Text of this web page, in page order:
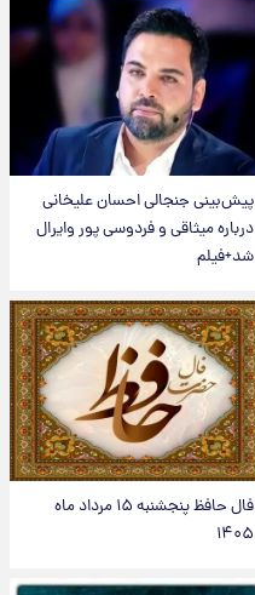
پیش‌بینی جنجالی احسان علیخانی
درباره میثاقی و فردوسی پور وایرال
شد+فیلم
فال حافظ پنجشنبه ۱۵ مرداد ماه
۱۴۰۵